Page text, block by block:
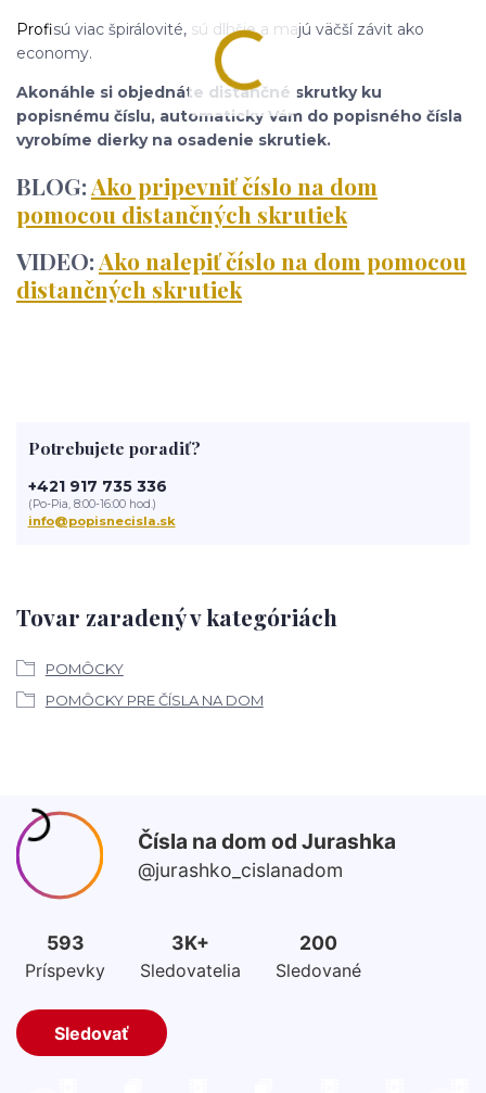
Profisú viac špirálovité, sú dlhšie a majú väčší závit ako
economy.
Akonáhle si objednáte distančné skrutky ku
popisnému číslu, automaticky Vám do popisného čísla
vyrobíme dierky na osadenie skrutiek.
BLOG:Ako pripevniť číslo na dom
pomocou distančných skrutiek
VIDEO:Ako nalepiť číslo na dom pomocou
distančných skrutiek
Tovar zaradený v kategóriách
POMÔCKY
POMÔCKY PRE ČÍSLA NA DOM
Potrebujete poradiť?
+421 917 735 336
(Po-Pia, 8:00-16:00 hod.)
info@popisnecisla.sk